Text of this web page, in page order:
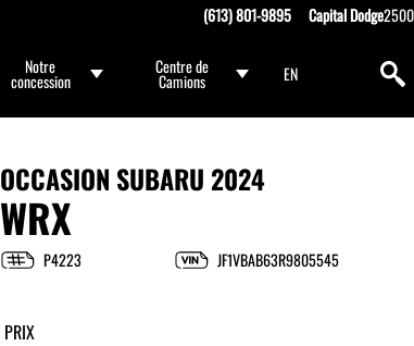
(613) 801-9895 Capital Dodge
Notre
concession
Centre de
Camions EN
OCCASION SUBARU 2024
WRX
P4223 JF1VBAB63R9805545
PRIX